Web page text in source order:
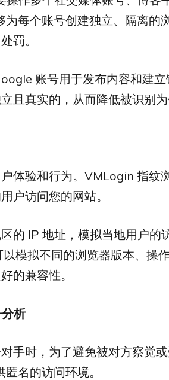
每个账号创建独立、隔离的
罚。
账号用于发布内容和建
且真实的，从而降低被识别为
体验和行为。VMLogin 指纹
户访问您的网站。
的 IP 地址，模拟当地用户的
模拟不同的浏览器版本、操
的兼容性。
析
手时，为了避免被对方察觉
名的访问环境。